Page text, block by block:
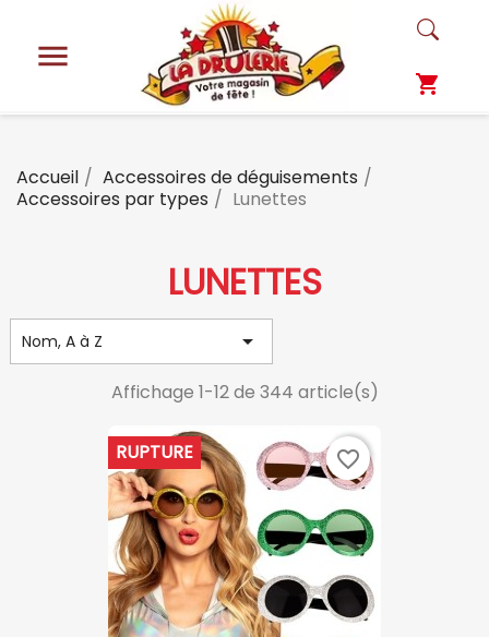

shopping_cart
Accueil
Accessoires de déguisements
Accessoires par types
Lunettes
LUNETTES
Nom, A à Z 
Affichage 1-12 de 344 article(s)
RUPTURE favorite_border